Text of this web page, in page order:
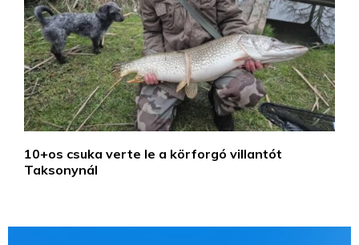
10+os csuka verte le a körforgó villantót
Taksonynál